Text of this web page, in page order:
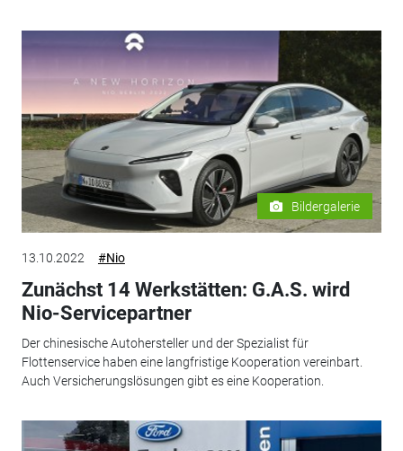
Bildergalerie
13.10.2022 #Nio
Zunächst 14 Werkstätten: G.A.S. wird
Nio-Servicepartner
Der chinesische Autohersteller und der Spezialist für
Flottenservice haben eine langfristige Kooperation vereinbart.
Auch Versicherungslösungen gibt es eine Kooperation.